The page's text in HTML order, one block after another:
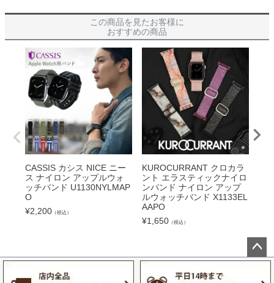
この商品を見たお客様に
おすすめの商品
CASSIS カシス NICE ニー
ス ナイロン アップルウォ
ッチバンド U1130NYLMAP
O
¥2,200 （税込）
KUROCURRANT クロカラ
ント エラスティックナイロ
ンバンド ナイロン アップ
ルウォッチバンド X1133EL
AAPO
¥1,650 （税込）
ペー